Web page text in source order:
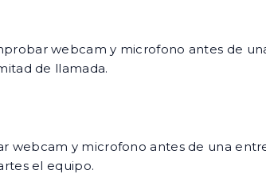
webcam y microfono antes de
de llamada.
webcam y microfono antes de una
el equipo.